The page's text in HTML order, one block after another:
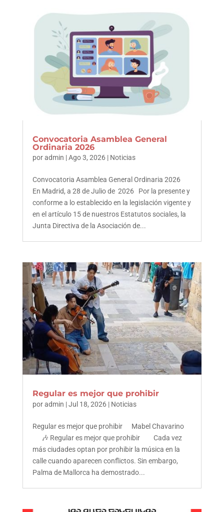
Convocatoria Asamblea General
Ordinaria 2026
poradmin |Ago 3, 2026| Noticias
Convocatoria Asamblea General Ordinaria 2026
En Madrid, a 28 de Julio de 2026 Por la presente y
conforme a lo establecido en la legislación vigente y
en el artículo 15 de nuestros Estatutos sociales, la
Junta Directiva de la Asociación de...
Regular es mejor que prohibir
poradmin |Jul 18, 2026| Noticias
Regular es mejor que prohibir Mabel Chavarino
🎶 Regular es mejor que prohibir Cada vez
más ciudades optan por prohibir la música en la
calle cuando aparecen conflictos. Sin embargo,
Palma de Mallorca ha demostrado...